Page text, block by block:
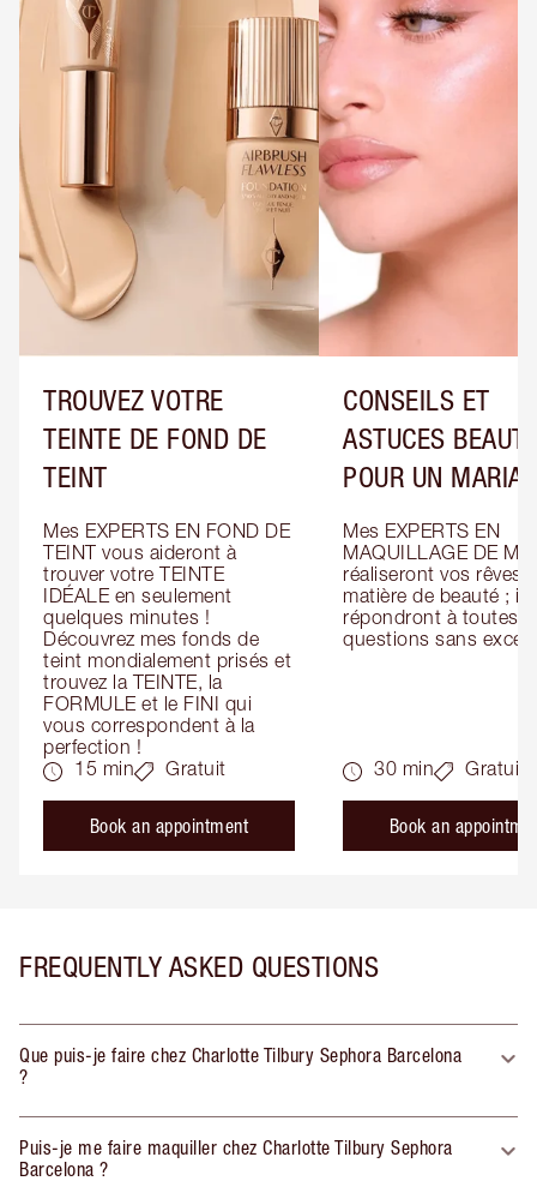
TROUVEZ VOTRE
TEINTE DE FOND DE
TEINT
Mes EXPERTS EN FOND DE
TEINT vous aideront à
trouver votre TEINTE
IDÉALE en seulement
quelques minutes !
Découvrez mes fonds de
teint mondialement prisés et
trouvez la TEINTE, la
FORMULE et le FINI qui
vous correspondent à la
perfection !
15 min
Gratuit
Book an appointment
CONSEILS ET
ASTUCES
POUR UN
Mes EXPERTS EN
MAQUILLAGE DE
réaliseront vos rêves
matière de beauté ; ils
répondront à toutes
questions sans
30 min Gratuit
Book an
FREQUENTLY ASKED QUESTIONS
Que puis-je faire chez Charlotte Tilbury Sephora Barcelona
?
Puis-je me faire maquiller chez Charlotte Tilbury Sephora
Barcelona ?